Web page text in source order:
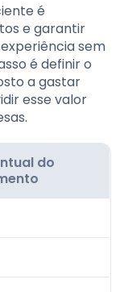
é
e garantir
sem
é definir o
a gastar
esse valor
do